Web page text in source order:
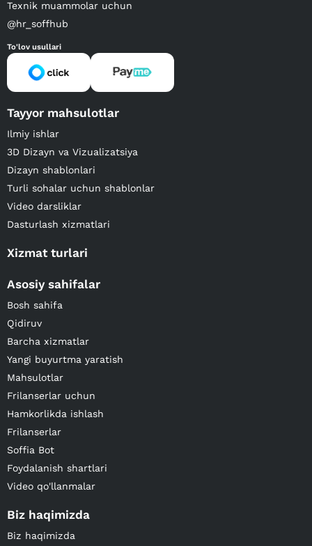
Texnik muammolar uchun
@hr_soffhub
To'lov usullari
Tayyor mahsulotlar
Ilmiy ishlar
3D Dizayn va Vizualizatsiya
Dizayn shablonlari
Turli sohalar uchun shablonlar
Video darsliklar
Dasturlash xizmatlari
Xizmat turlari
Asosiy sahifalar
Bosh sahifa
Qidiruv
Barcha xizmatlar
Yangi buyurtma yaratish
Mahsulotlar
Frilanserlar uchun
Hamkorlikda ishlash
Frilanserlar
Soffia Bot
Foydalanish shartlari
Video qo'llanmalar
Biz haqimizda
Biz haqimizda